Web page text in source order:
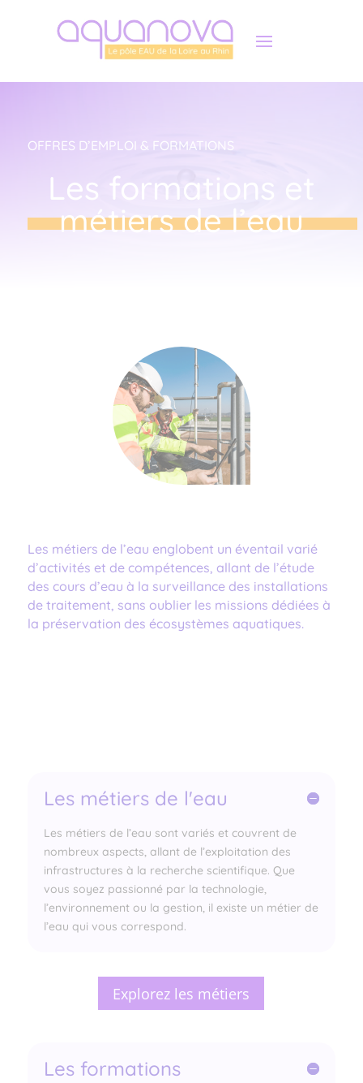
OFFRES D’EMPLOI & FORMATIONS
Les formations et
métiers de l’eau
Les métiers de l’eau englobent un éventail varié
d’activités et de compétences, allant de l’étude
des cours d’eau à la surveillance des installations
de traitement, sans oublier les missions dédiées à
la préservation des écosystèmes aquatiques.
Les métiers de l'eau
Les métiers de l’eau sont variés et couvrent de
nombreux aspects, allant de l’exploitation des
infrastructures à la recherche scientifique. Que
vous soyez passionné par la technologie,
l’environnement ou la gestion, il existe un métier de
l’eau qui vous correspond.
Explorez les métiers
Les formations